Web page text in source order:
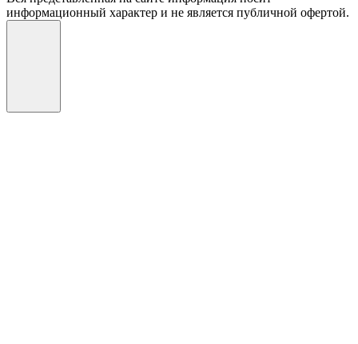
информационный характер и не является публичной офертой.